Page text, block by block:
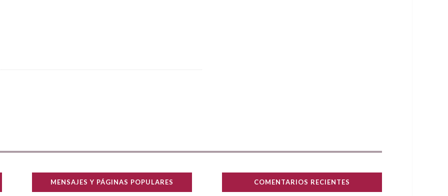
MENSAJES Y PÁGINAS POPULARES COMENTARIOS RECIENTES